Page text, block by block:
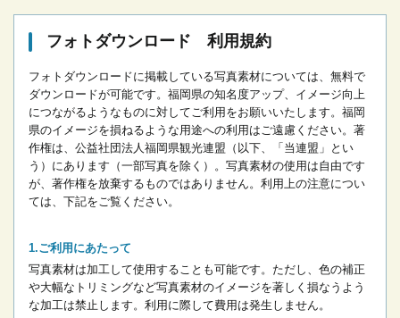
フォトダウンロード 利用規約
フォトダウンロードに掲載している写真素材については、無料で
ダウンロードが可能です。 福岡県の知名度アップ、イメージ向上
につながるようなものに対してご利用をお願いいたします。 福岡
県のイメージを損ねるような用途への利用はご遠慮ください。 著
作権は、公益社団法人福岡県観光連盟（以下、「当連盟」とい
う）にあります（一部写真を除く）。写真素材の使用は自由です
が、著作権を放棄するものではありません。 利用上の注意につい
ては、下記をご覧ください。
ご利用にあたって
写真素材は加工して使用することも可能です。ただし、色の補正
や大幅なトリミングなど写真素材のイメージを著しく損なうよう
な加工は禁止します。 利用に際して費用は発生しません。